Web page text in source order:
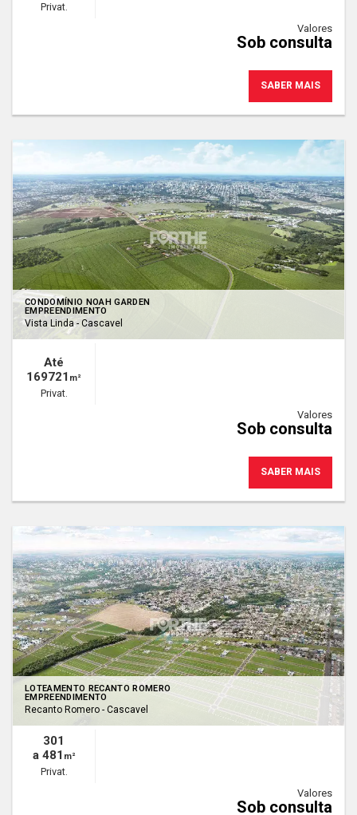
Privat.
Valores
Sob consulta
SABER MAIS
CONDOMÍNIO NOAH GARDEN
EMPREENDIMENTO
Vista Linda - Cascavel
Até
169721 m²
Privat.
Valores
Sob consulta
SABER MAIS
LOTEAMENTO RECANTO ROMERO
EMPREENDIMENTO
Recanto Romero - Cascavel
301
a 481 m²
Privat.
Valores
Sob consulta